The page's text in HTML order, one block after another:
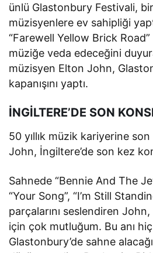
ünlü Glastonbury Festivali,
müzisyenlere ev sahipliği
“Farewell Yellow Brick
müziğe veda edeceğini
müzisyen Elton John,
kapanışını yaptı.
İNGİLTERE’DE SON
50 yıllık müzik kariyerine
John, İngiltere’de son kez
Sahnede “Bennie And The
“Your Song”, “I’m Still
parçalarını seslendiren
için çok mutluğum. Bu anı
Glastonbury’de sahne